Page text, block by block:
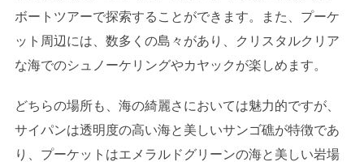
ボートツアーで探索することができます。また、プーケ
ット周辺には、数多くの島々があり、クリスタルクリア
な海でのシュノーケリングやカヤックが楽しめます。
どちらの場所も、海の綺麗さにおいては魅力的ですが、
サイパンは透明度の高い海と美しいサンゴ礁が特徴であ
り、プーケットはエメラルドグリーンの海と美しい岩場